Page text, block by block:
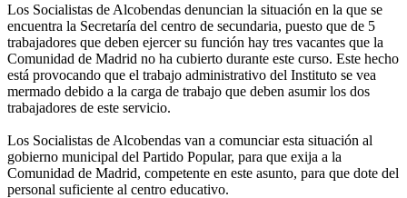
Los Socialistas de Alcobendas denuncian la situación en la que se
encuentra la Secretaría del centro de secundaria, puesto que de 5
trabajadores que deben ejercer su función hay tres vacantes que la
Comunidad de Madrid no ha cubierto durante este curso. Este hecho
está provocando que el trabajo administrativo del Instituto se vea
mermado debido a la carga de trabajo que deben asumir los dos
trabajadores de este servicio.
Los Socialistas de Alcobendas van a comunciar esta situación al
gobierno municipal del Partido Popular, para que exija a la
Comunidad de Madrid, competente en este asunto, para que dote del
personal suficiente al centro educativo.